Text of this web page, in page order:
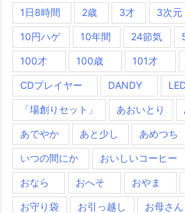
1日8時間 2歳 3才 3次元
10円ハゲ 10年間 24節気
100才 100歳 101才
CDプレイヤー DANDY
「場創りセット」 あおいとり
あでやか あと少し あめつち
いつの間にか おいしいコーヒー
おなら おへそ おやま
お守り袋 お引っ越し お母さん